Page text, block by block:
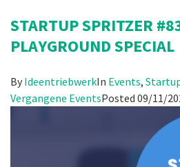
STARTUP SPRITZER
PLAYGROUND SPECIAL
By IdeentriebwerkIn Events,
Vergangene EventsPosted 09/11/